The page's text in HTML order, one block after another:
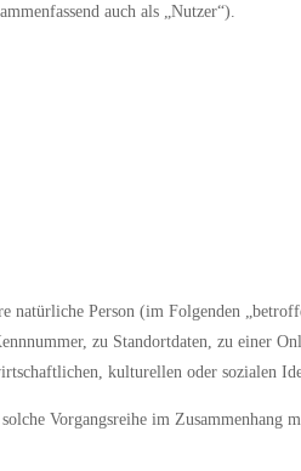
auch als „Nutzer“).
Person (im Folgenden
zu Standortdaten, zu einer
kulturellen oder sozialen
Vorgangsreihe im